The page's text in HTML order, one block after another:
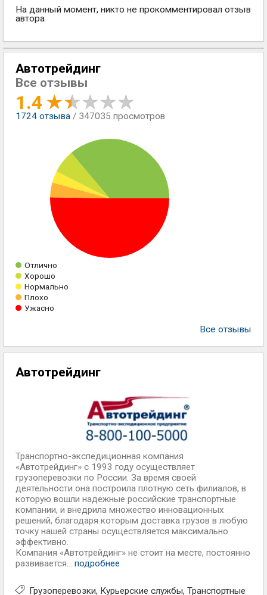
На данный момент, никто не прокомментировал отзыв
автора
Автотрейдинг
Все отзывы
1.4
1724 отзыва / 347035 просмотров
Отлично
Хорошо
Нормально
Плохо
Ужасно
Все отзывы
Автотрейдинг
Транспортно-экспедиционная компания
«Автотрейдинг» с 1993 году осуществляет
грузоперевозки по России. За время своей
деятельности она построила плотную сеть филиалов, в
которую вошли надежные российские транспортные
компании, и внедрила множество инновационных
решений, благодаря которым доставка грузов в любую
точку нашей страны осуществляется максимально
эффективно.
Компания «Автотрейдинг» не стоит на месте, постоянно
развивается... подробнее
Грузоперевозки Курьерские службы Транспортные